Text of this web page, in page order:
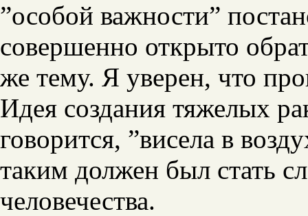
”особой важности”
совершенно открыто
же тему. Я уверен, что
Идея создания тяжелых
говорится, ”висела в
таким должен был стать
человечества.